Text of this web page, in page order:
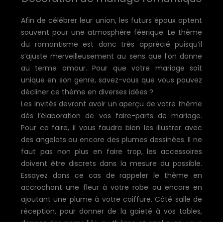
Afin de célébrer leur union, les futurs époux optent
souvent pour une atmosphère féerique. Le thème
du romantisme est donc très apprécié puisqu’il
s’ajuste merveilleusement au sens que l’on donne
au terme amour. Pour que votre mariage soit
unique en son genre, savez-vous que vous pouvez
décliner ce thème en diverses idées ?
Les invités devront avoir un aperçu de votre thème
dès l’élaboration de vos faire-parts de mariage.
Pour ce faire, il vous faudra bien les illustrer avec
des angelots ou encore des plumes dessinées. Il ne
faut pas non plus en faire trop, les accessoires
doivent être discrets dans la mesure du possible.
Essayez dans ce cas de rappeler le thème en
accrochant une fleur à votre robe ou encore en
ajoutant une plume à votre coiffure. Côté salle de
réception, pour donner de la gaieté à vos tables,
donnez des noms liés au thème et appliquez-vous